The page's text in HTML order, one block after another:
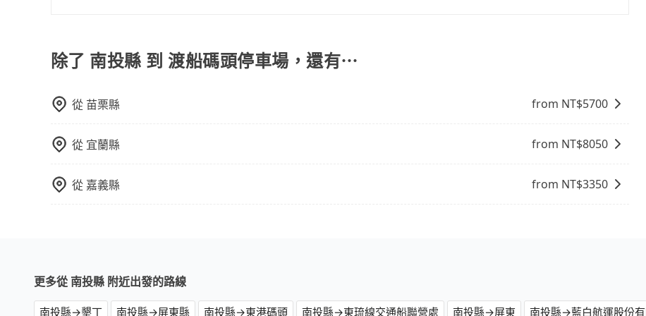
KKDAY、KLOOK、叫車吧等。tripool旅步專注在長程單程接送與跨縣市計時包車，不論從哪邊去哪裡（當然也
包括南投縣去渡船碼頭停車場），全台保證出車。由於有高效的車輛調度能力，能以市價7~8折提供專車到府服
除了 南投縣 到 渡船碼頭停車場，還有⋯
從 苗栗縣 from NT$5700
從 宜蘭縣 from NT$8050
從 嘉義縣 from NT$3350
更多從 南投縣 附近出發的路線
南投縣→墾丁 南投縣→屏東縣 南投縣→東港碼頭 南投縣→東琉線交通船聯營處 南投縣→屏東 南投縣→藍白航運股份